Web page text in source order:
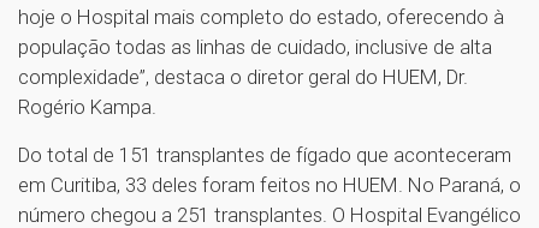
hoje o Hospital mais completo do estado, oferecendo à
população todas as linhas de cuidado, inclusive de alta
complexidade”, destaca o diretor geral do HUEM, Dr.
Rogério Kampa.
Do total de 151 transplantes de fígado que aconteceram
em Curitiba, 33 deles foram feitos no HUEM. No Paraná, o
número chegou a 251 transplantes. O Hospital Evangélico